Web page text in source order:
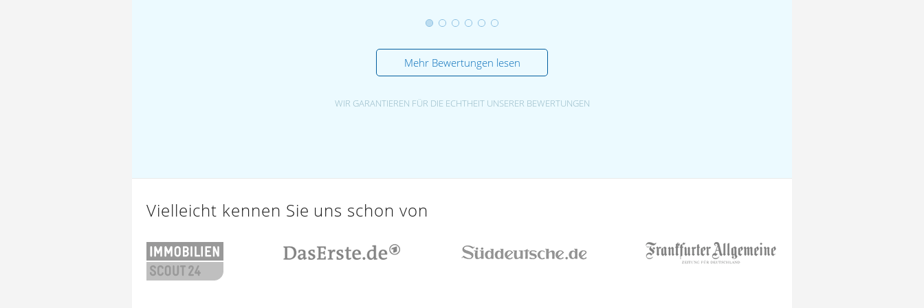
Mehr Bewertungen lesen
WIR GARANTIEREN FÜR DIE ECHTHEIT UNSERER BEWERTUNGEN
Vielleicht kennen Sie uns schon von